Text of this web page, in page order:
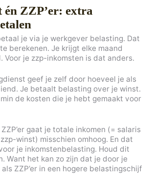
ZZP’er: extra
je via je werkgever belasting. Dat
berekenen. Je krijgt elke maand
Voor je zzp-inkomsten is dat anders.
geef je zelf door hoeveel je als
Je betaalt belasting over je winst.
de kosten die je hebt gemaakt voor
gaat je totale inkomen (= salaris
winst) misschien omhoog. En dat
je inkomstenbelasting. Houd dit
Want het kan zo zijn dat je door je
ZZP’er in een hogere belastingschijf